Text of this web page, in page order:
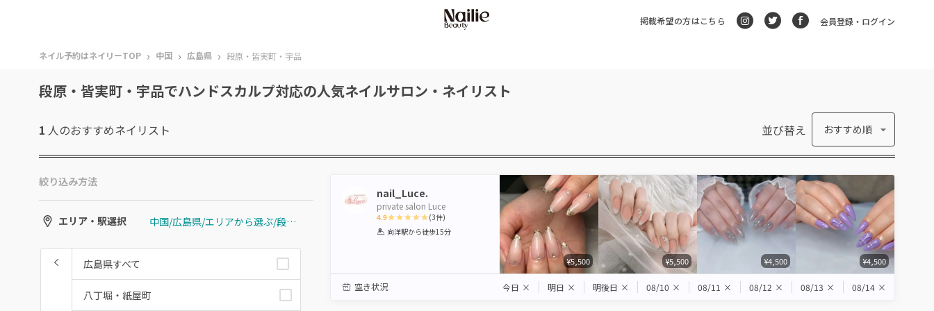
掲載希望の方はこちら 会員登録・ログイン
ネイル予約はネイリーTOP › 中国 › 広島県 › 段原・皆実町・宇品
段原・皆実町・宇品でハンドスカルプ対応の人気ネイルサロン・ネイリスト
1 人のおすすめネイリスト 並び替え おすすめ順
絞り込み方法
エリア・駅選択 中国/広島県/エリアから選ぶ/段原・皆実町・宇品
広島県すべて
八丁堀・紙屋町
nail_Luce.
private salon Luce
4.9
1 2 3 4 5
(3件)
向洋駅から徒歩15分
¥5,500 ¥5,500 ¥4,500 ¥4,500
空き状況 今日 × 明日 × 明後日 × 08/10 × 08/11 × 08/12 × 08/13 × 08/14 ×